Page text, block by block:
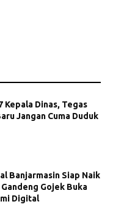
Kepala Dinas, Tegas
Jangan Cuma Duduk
Banjarmasin Siap Naik
Gojek Buka
Digital